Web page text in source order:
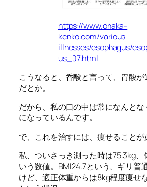
https://www.onaka-
kenko.com/various-
illnesses/esophagus/
us_07.html
こうなると、呑酸と言って、胃酸
だとか。
だから、私の口の中は常になんとな
になっているんです。
で、これを治すには、痩せることが
私、ついさっき測った時は75.3kg、
いう数値。BMI24.7という、ギリ普
けど、適正体重からは8kg程度痩せ